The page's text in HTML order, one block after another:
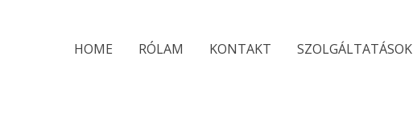
HOME RÓLAM KONTAKT SZOLGÁLTATÁSOK